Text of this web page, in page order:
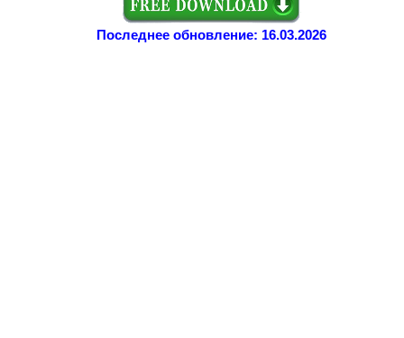
Последнее обновление: 16.03.2026